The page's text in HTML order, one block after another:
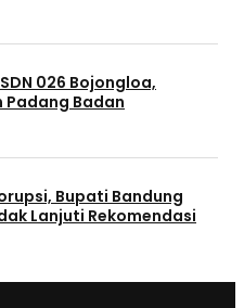
026 Bojongloa,
Badan
Bupati Bandung
Lanjuti Rekomendasi